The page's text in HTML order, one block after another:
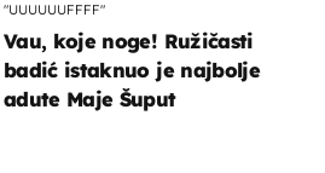
"UUUUUUFFFF"
Vau, koje noge! Ružičasti
badić istaknuo je najbolje
adute Maje Šuput